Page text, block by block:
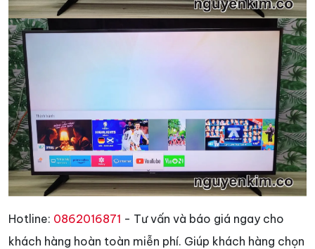
Hotline: 0862016871 - Tư vấn và báo giá ngay cho
khách hàng hoàn toàn miễn phí. Giúp khách hàng chọn